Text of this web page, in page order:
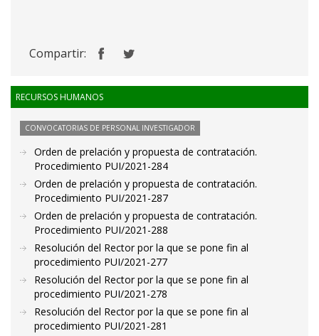
Compartir:
RECURSOS HUMANOS
CONVOCATORIAS DE PERSONAL INVESTIGADOR
Orden de prelación y propuesta de contratación.
Procedimiento PUI/2021-284
Orden de prelación y propuesta de contratación.
Procedimiento PUI/2021-287
Orden de prelación y propuesta de contratación.
Procedimiento PUI/2021-288
Resolución del Rector por la que se pone fin al
procedimiento PUI/2021-277
Resolución del Rector por la que se pone fin al
procedimiento PUI/2021-278
Resolución del Rector por la que se pone fin al
procedimiento PUI/2021-281